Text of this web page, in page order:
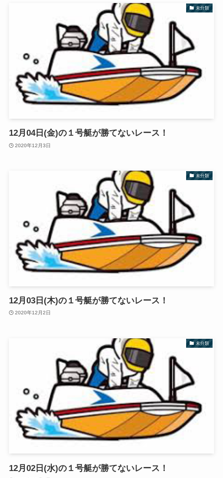
未分類
12月04日(金)の１号艇が勝てないレース！
2020年12月3日
未分類
12月03日(木)の１号艇が勝てないレース！
2020年12月2日
未分類
12月02日(水)の１号艇が勝てないレース！